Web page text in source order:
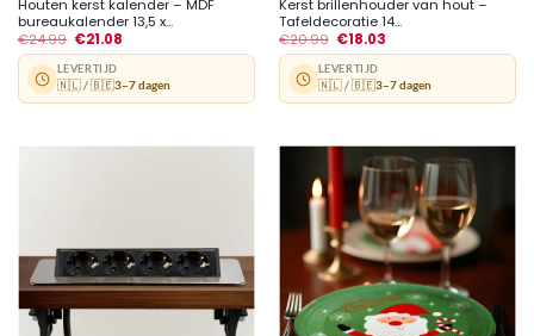
Houten kerst kalender – MDF
bureaukalender 13,5 x...
€24.99 €21.08
LEVERTIJD
🇳🇱 / 🇧🇪3–7 dagen
Kerst brillenhouder van hout –
Tafeldecoratie 14...
€20.99 €18.03
LEVERTIJD
🇳🇱 / 🇧🇪3–7 dagen